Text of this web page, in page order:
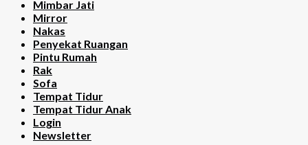
Mimbar Jati
Mirror
Nakas
Penyekat Ruangan
Pintu Rumah
Rak
Sofa
Tempat Tidur
Tempat Tidur Anak
Login
Newsletter